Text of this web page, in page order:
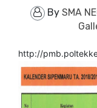
By SMA
http://